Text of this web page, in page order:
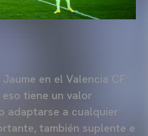
en el Valencia CF
tiene un valor
adaptarse a cualquier
también suplente e